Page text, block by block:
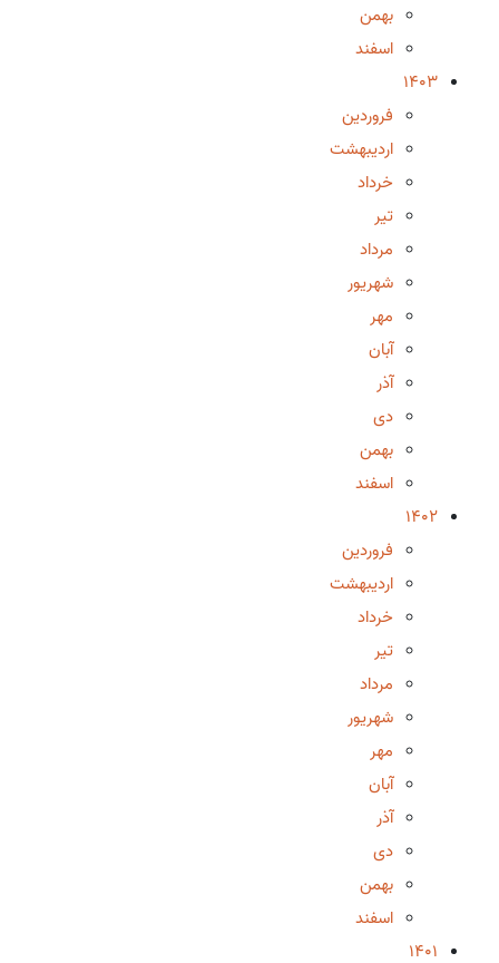
بهمن
اسفند
1403
فروردین
اردیبهشت
خرداد
تیر
مرداد
شهریور
مهر
آبان
آذر
دی
بهمن
اسفند
1402
فروردین
اردیبهشت
خرداد
تیر
مرداد
شهریور
مهر
آبان
آذر
دی
بهمن
اسفند
1401